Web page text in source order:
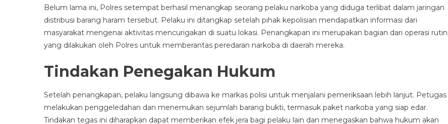
Belum lama ini, Polres setempat berhasil menangkap seorang pelaku narkoba yang diduga terlibat dalam jaringan
distribusi barang haram tersebut. Pelaku ini ditangkap setelah pihak kepolisian mendapatkan informasi dari
masyarakat mengenai aktivitas mencurigakan di suatu lokasi. Penangkapan ini merupakan bagian dari operasi rutin
yang dilakukan oleh Polres untuk memberantas peredaran narkoba di daerah mereka.
Tindakan Penegakan Hukum
Setelah penangkapan, pelaku langsung dibawa ke markas polisi untuk menjalani pemeriksaan lebih lanjut. Petugas
melakukan penggeledahan dan menemukan sejumlah barang bukti, termasuk paket narkoba yang siap edar.
Tindakan tegas ini diharapkan dapat memberikan efek jera bagi pelaku lain dan menegaskan bahwa hukum akan